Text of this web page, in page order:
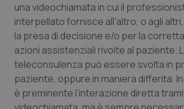
una videochiamata in cui il
interpellato fornisce all’altro, o agli
la presa di decisione e/o per la
azioni assistenziali rivolte al paziente.
teleconsulenza può essere svolta in
paziente, oppure in maniera differita.
è preminente l’interazione diretta